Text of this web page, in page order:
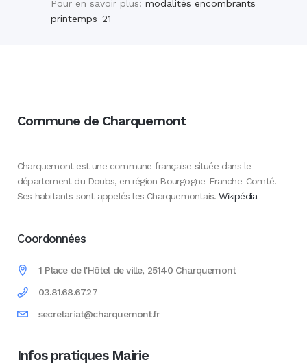
Pour en savoir plus: modalités encombrants
printemps_21
Commune de Charquemont
Charquemont est une commune française située dans le
département du Doubs, en région Bourgogne-Franche-Comté.
Ses habitants sont appelés les Charquemontais.Wikipédia
Coordonnées
1 Place de l'Hôtel de ville, 25140 Charquemont
03.81.68.67.27
secretariat@charquemont.fr
Infos pratiques Mairie